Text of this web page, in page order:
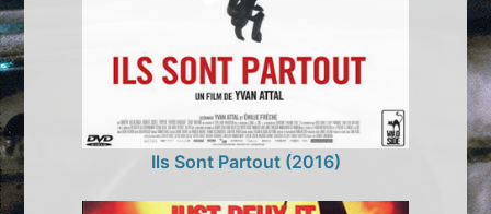
Ils Sont Partout (2016)